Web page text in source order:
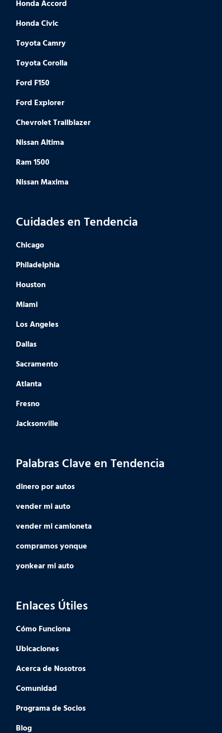
Honda Accord
Honda Civic
Toyota Camry
Toyota Corolla
Ford F150
Ford Explorer
Chevrolet Trailblazer
Nissan Altima
Ram 1500
Nissan Maxima
Cuidades en Tendencia
Chicago
Philadelphia
Houston
Miami
Los Angeles
Dallas
Sacramento
Atlanta
Fresno
Jacksonville
Palabras Clave en Tendencia
dinero por autos
vender mi auto
vender mi camioneta
compramos yonque
yonkear mi auto
Enlaces Útiles
Cómo Funciona
Ubicaciones
Acerca de Nosotros
Comunidad
Programa de Socios
Blog